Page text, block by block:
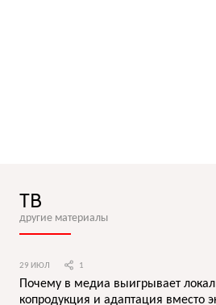
ТВ
другие материалы
29 ИЮЛ 1
Почему в медиа выигрывает
копродукция и адаптация вместо